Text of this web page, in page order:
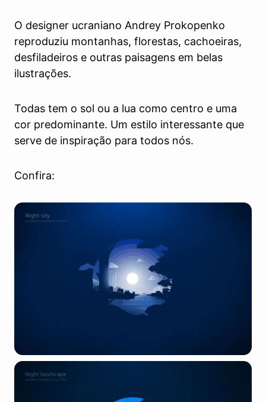
O designer ucraniano Andrey Prokopenko
reproduziu montanhas, florestas, cachoeiras,
desfiladeiros e outras paisagens em belas
ilustrações.
Todas tem o sol ou a lua como centro e uma
cor predominante. Um estilo interessante que
serve de inspiração para todos nós.
Confira: